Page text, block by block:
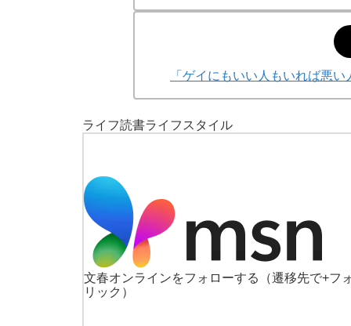
「ゲイにもいい人もいれば悪
ライフ読書ライフスタイル
文春オンラインをフォローする
（遷移先で+フ
リック）